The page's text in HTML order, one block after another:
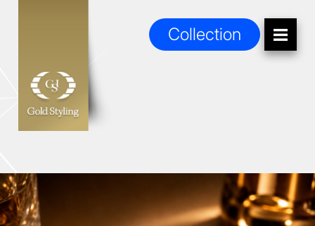
Collection
Collezione Bouquet
Anelli Cocktail
Collection